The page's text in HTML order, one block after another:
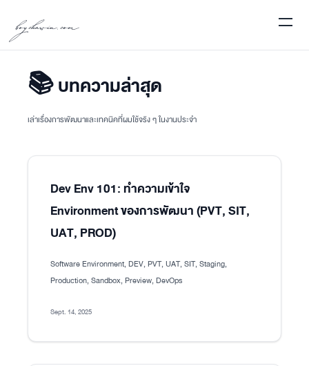
boychawin.com
📚 บทความล่าสุด
เล่าเรื่องการพัฒนาและเทคนิคที่ผมใช้จริง ๆ ในงานประจำ
Dev Env 101: ทำความเข้าใจ
Environment ของการพัฒนา (PVT, SIT,
UAT, PROD)
Software Environment, DEV, PVT, UAT, SIT, Staging,
Production, Sandbox, Preview, DevOps
Sept. 14, 2025